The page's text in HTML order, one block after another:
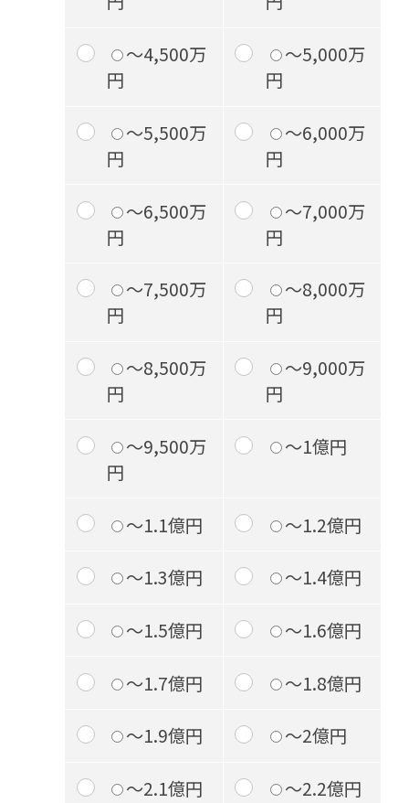
～4,500万
円
～5,000万
円
～5,500万
円
～6,000万
円
～6,500万
円
～7,000万
円
～7,500万
円
～8,000万
円
～8,500万
円
～9,000万
円
～9,500万
円
～1億円
～1.1億円 ～1.2億円
～1.3億円 ～1.4億円
～1.5億円 ～1.6億円
～1.7億円 ～1.8億円
～1.9億円 ～2億円
～2.1億円 ～2.2億円